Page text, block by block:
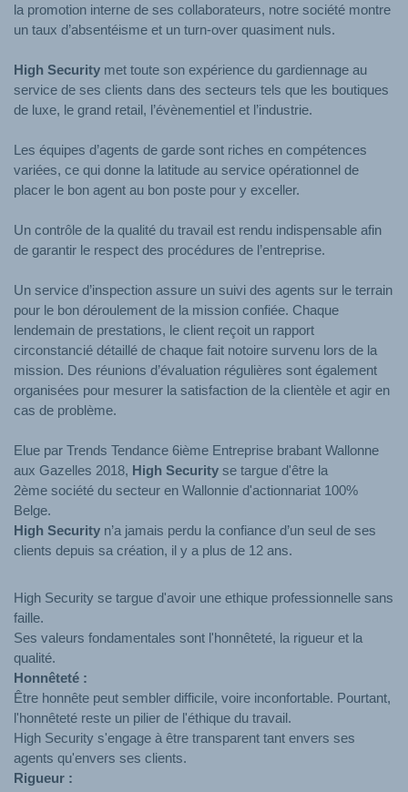
la promotion interne de ses collaborateurs, notre société montre
un taux d’absentéisme et un turn-over quasiment nuls.
High Security met toute son expérience du gardiennage au
service de ses clients dans des secteurs tels que les boutiques
de luxe, le grand retail, l’évènementiel et l’industrie.
Les équipes d’agents de garde sont riches en compétences
variées, ce qui donne la latitude au service opérationnel de
placer le bon agent au bon poste pour y exceller.
Un contrôle de la qualité du travail est rendu indispensable afin
de garantir le respect des procédures de l’entreprise.
Un service d’inspection assure un suivi des agents sur le terrain
pour le bon déroulement de la mission confiée. Chaque
lendemain de prestations, le client reçoit un rapport
circonstancié détaillé de chaque fait notoire survenu lors de la
mission. Des réunions d’évaluation régulières sont également
organisées pour mesurer la satisfaction de la clientèle et agir en
cas de problème.
Elue par Trends Tendance 6ième Entreprise brabant Wallonne
aux Gazelles 2018, High Security se targue d'être la
2ème société du secteur en Wallonnie d'actionnariat 100%
Belge.
High Security n’a jamais perdu la confiance d’un seul de ses
clients depuis sa création, il y a plus de 12 ans.
High Security se targue d'avoir une ethique professionnelle sans
faille.
Ses valeurs fondamentales sont l'honnêteté, la rigueur et la
qualité.
Honnêteté :
Être honnête peut sembler difficile, voire inconfortable. Pourtant,
l'honnêteté reste un pilier de l'éthique du travail.
High Security s'engage à être transparent tant envers ses
agents qu'envers ses clients.
Rigueur :